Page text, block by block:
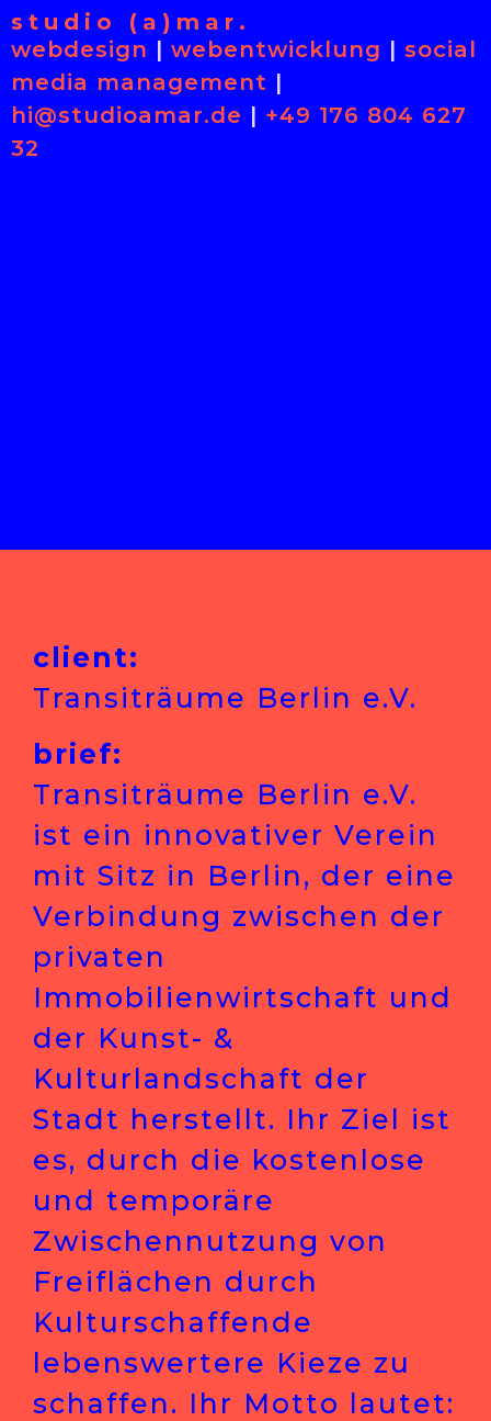
studio (a)mar.
webdesign | webentwicklung | social
media management |
hi@studioamar.de | +49 176 804 627
32
client:
Transiträume Berlin e.V.
brief:
Transiträume Berlin e.V.
ist ein innovativer Verein
mit Sitz in Berlin, der eine
Verbindung zwischen der
privaten
Immobilienwirtschaft und
der Kunst- &
Kulturlandschaft der
Stadt herstellt. Ihr Ziel ist
es, durch die kostenlose
und temporäre
Zwischennutzung von
Freiflächen durch
Kulturschaffende
lebenswertere Kieze zu
schaffen. Ihr Motto lautet: